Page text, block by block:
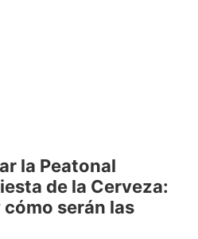
la Peatonal
de la Cerveza:
serán las